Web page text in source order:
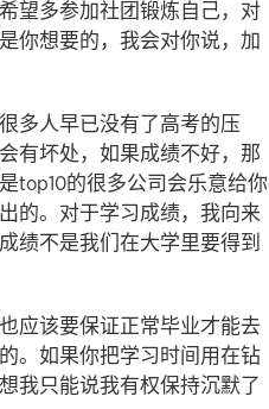
望多参加社团锻炼自己，对
你想要的，我会对你说，加
多人早已没有了高考的压
有坏处，如果成绩不好，那
top10的很多公司会乐意给你
的。对于学习成绩，我向来
绩不是我们在大学里要得到
应该要保证正常毕业才能去
。如果你把学习时间用在钻
我只能说我有权保持沉默了